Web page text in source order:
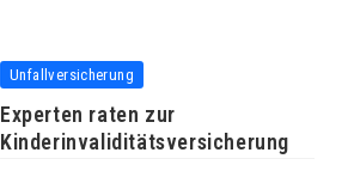
Unfallversicherung
Experten raten zur
Kinderinvaliditätsversicherung